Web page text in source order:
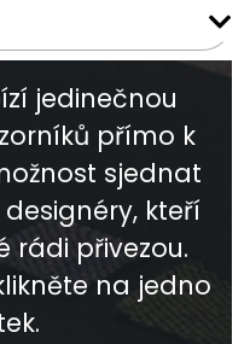
jedinečnou
přímo k
sjednat
kteří
rádi přivezou.
na jedno